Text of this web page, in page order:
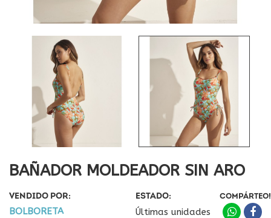
BAÑADOR MOLDEADOR SIN ARO
VENDIDO POR:
BOLBORETA
ESTADO:
Últimas unidades
COMPÁRTEO!